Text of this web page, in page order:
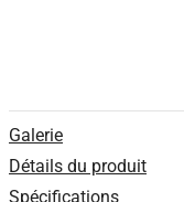
Galerie
Détails du produit
Spécifications